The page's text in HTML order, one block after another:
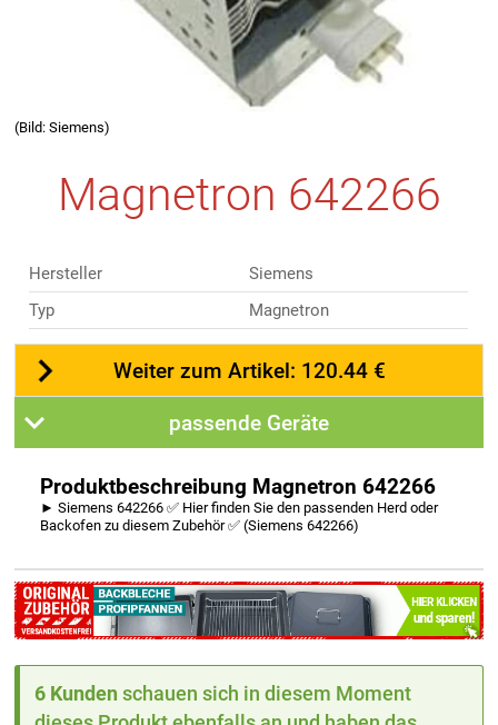
(Bild: Siemens)
Magnetron 642266
Hersteller
Siemens
Typ
Magnetron
Weiter zum Artikel: 120.44 €
passende Geräte
Produktbeschreibung Magnetron 642266
► Siemens 642266 ✅ Hier finden Sie den passenden Herd oder
Backofen zu diesem Zubehör ✅ (Siemens 642266)
6 Kunden schauen sich in diesem Moment